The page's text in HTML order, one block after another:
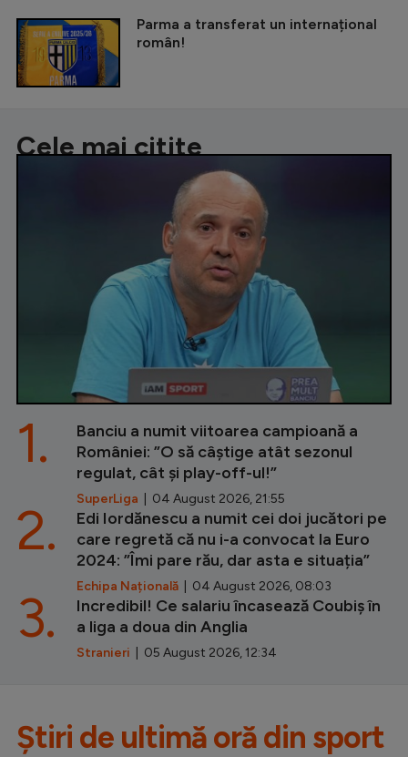
Parma a transferat un internațional
român!
Cele mai citite
Banciu a numit viitoarea campioană a
României: ”O să câștige atât sezonul
regulat, cât și play-off-ul!”
SuperLiga | 04 August 2026, 21:55
1.
Edi Iordănescu a numit cei doi jucători pe
care regretă că nu i-a convocat la Euro
2024: ”Îmi pare rău, dar asta e situația”
Echipa Națională | 04 August 2026, 08:03
2.
Incredibil! Ce salariu încasează Coubiș în
a liga a doua din Anglia
Stranieri | 05 August 2026, 12:34
3.
Știri de ultimă oră din sport